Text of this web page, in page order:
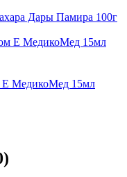
Дары Памира 100г
Е МедикоМед 15мл